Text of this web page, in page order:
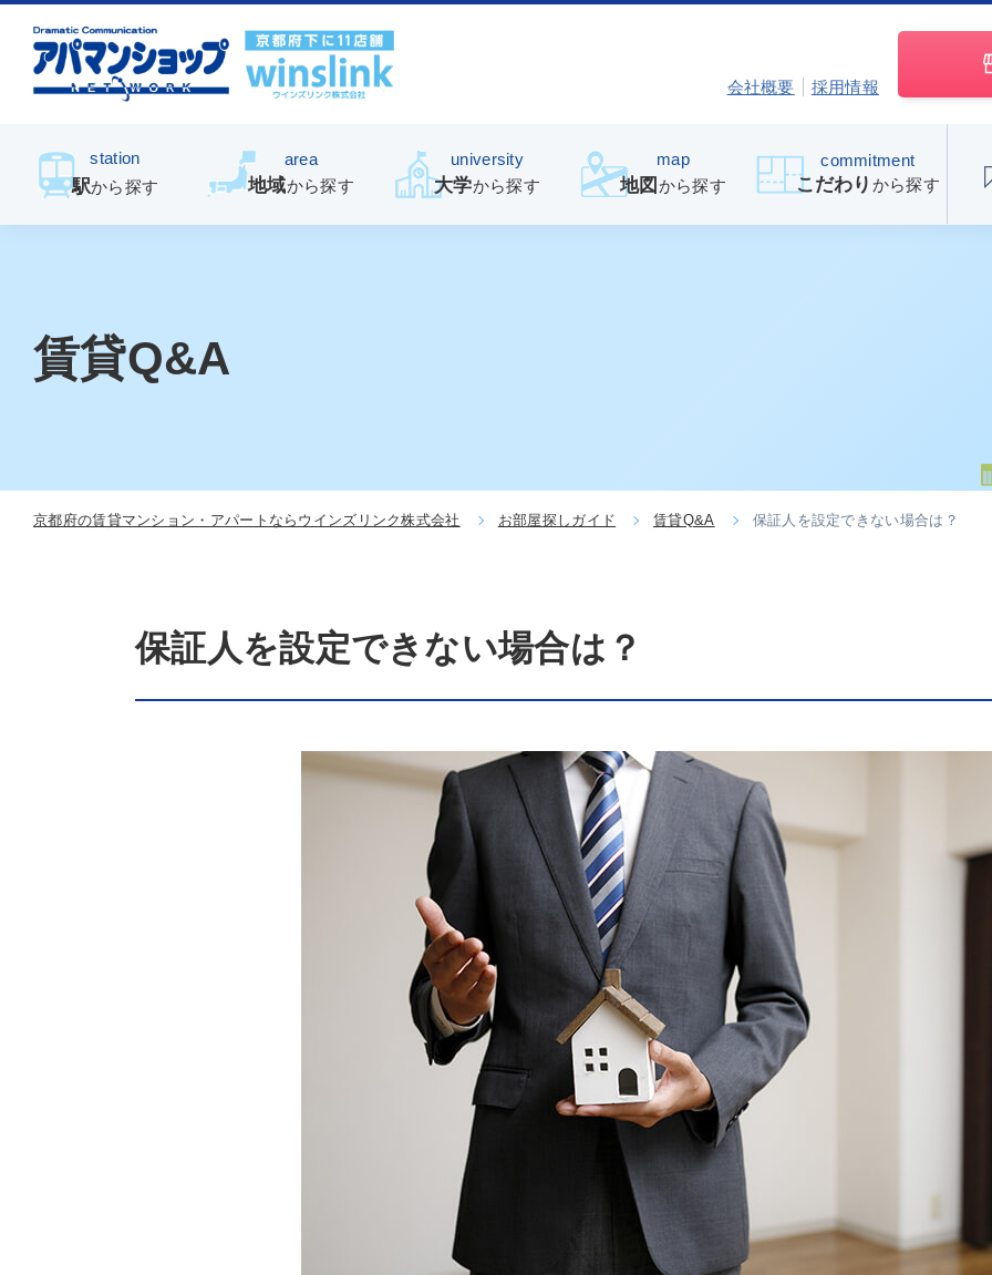
会社概要 採用情報
station
駅から探す
area
地域から探す
university
大学から探す
map
地図 から探す
commitment
こだわり から探す
賃貸Q&A
京都府の賃貸マンション・アパートならウインズリンク株式会社 お部屋探しガイド 賃貸Q&A 保証人を設定できない場合は？
保証人を設定できない場合は？